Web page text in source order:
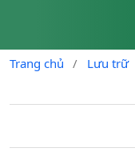
Trang chủ / Lưu trữ